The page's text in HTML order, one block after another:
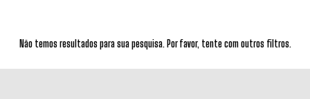
Não temos resultados para sua pesquisa. Por favor, tente com outros filtros.